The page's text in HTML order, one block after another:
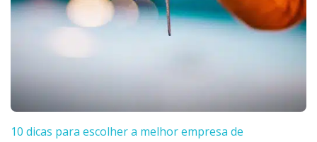
10 dicas para escolher a melhor empresa de